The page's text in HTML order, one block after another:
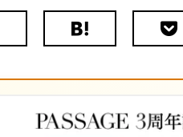
は
ク
マ